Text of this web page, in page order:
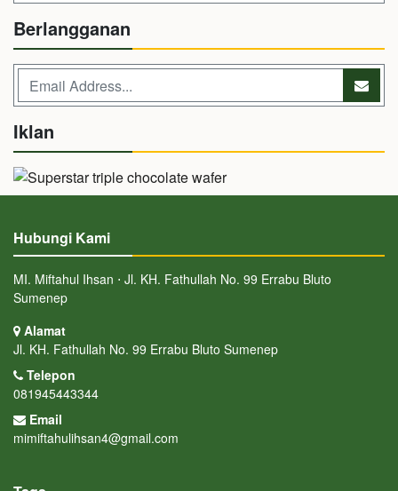
Berlangganan
Iklan
Hubungi Kami
MI. Miftahul Ihsan ⋅ Jl. KH. Fathullah No. 99 Errabu Bluto
Sumenep
Alamat
Jl. KH. Fathullah No. 99 Errabu Bluto Sumenep
Telepon
081945443344
Email
mimiftahulihsan4@gmail.com